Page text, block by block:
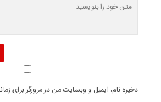
ذخیره نام، ایمیل و وبسایت من در مرورگر برای